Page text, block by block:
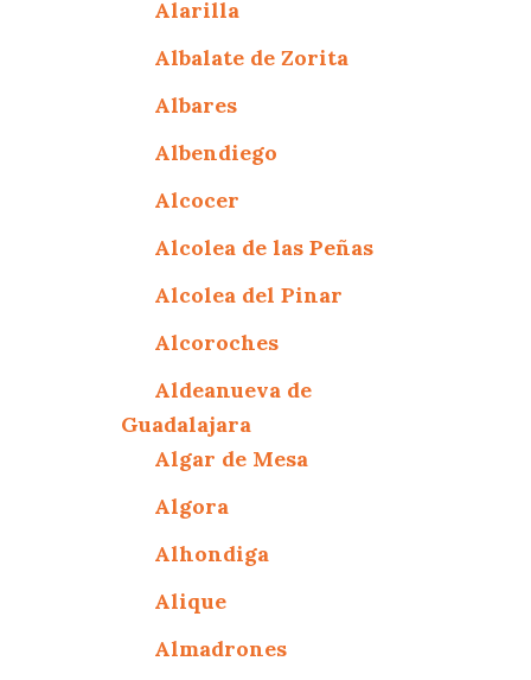
Alarilla
Albalate de Zorita
Albares
Albendiego
Alcocer
Alcolea de las Peñas
Alcolea del Pinar
Alcoroches
Aldeanueva de
Guadalajara
Algar de Mesa
Algora
Alhondiga
Alique
Almadrones